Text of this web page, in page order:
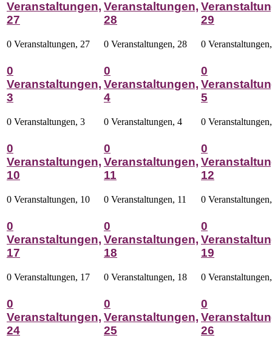
Veranstaltungen,
27
0 Veranstaltungen, 27
Veranstaltungen,
28
0 Veranstaltungen, 28
29
0
0
Veranstaltungen,
3
0 Veranstaltungen, 3
0
Veranstaltungen,
4
0 Veranstaltungen, 4
0
5
0
0
Veranstaltungen,
10
0 Veranstaltungen, 10
0
Veranstaltungen,
11
0 Veranstaltungen, 11
0
12
0
0
Veranstaltungen,
17
0 Veranstaltungen, 17
0
Veranstaltungen,
18
0 Veranstaltungen, 18
0
19
0
0
Veranstaltungen,
24
0
Veranstaltungen,
25
0
26